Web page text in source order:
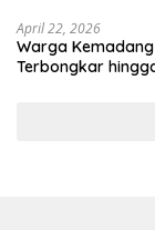
April 22, 2026
Warga
Terbongkar